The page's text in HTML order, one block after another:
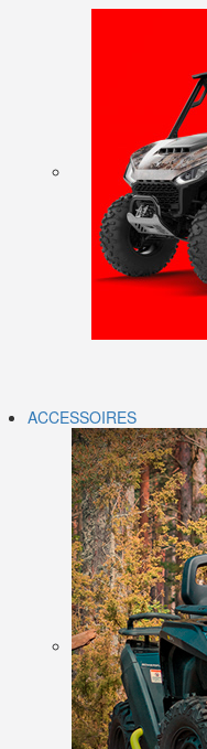
ACCESSOIRES